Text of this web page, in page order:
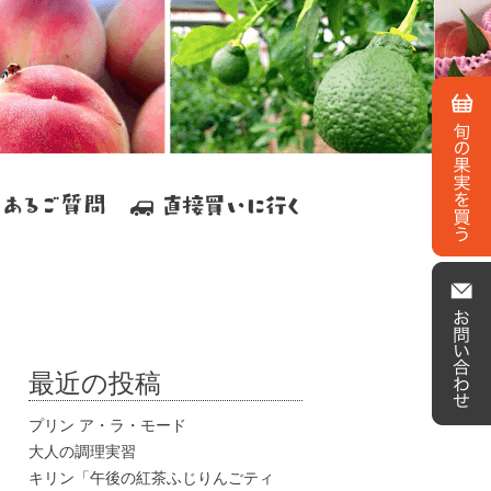
最近の投稿
プリン ア・ラ・モード
大人の調理実習
キリン「午後の紅茶ふじりんごティ